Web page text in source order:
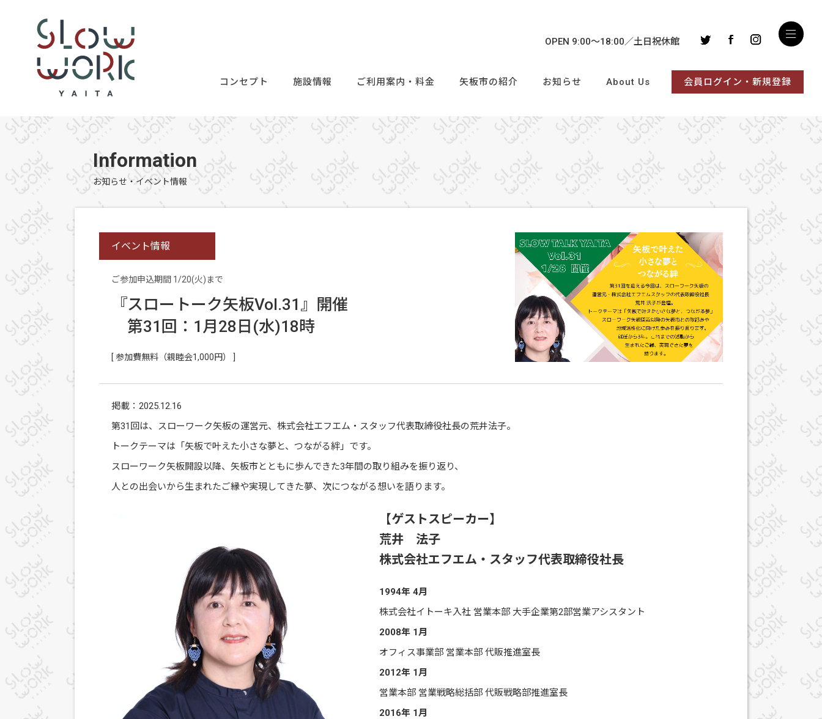
OPEN 9:00～18:00 土日祝休館
コンセプト 施設情報 ご利用案内・料金 矢板市の紹介 お知らせ About Us 会員ログイン・新規登録
Information
お知らせ・イベント情報
イベント情報
ご参加申込期間 1/20(火)まで
『スロートーク矢板Vol.31』開催
第31回：1月28日(水)18時
[ 参加費無料（親睦会1,000円） ]
掲載：2025.12.16
第31回は、スローワーク矢板の運営元、株式会社エフエム・スタッフ代表取締役社長の荒井法子。
トークテーマは「矢板で叶えた小さな夢と、つながる絆」です。
スローワーク矢板開設以降、矢板市とともに歩んできた3年間の取り組みを振り返り、
人との出会いから生まれたご縁や実現してきた夢、次につながる想いを語ります。
【ゲストスピーカー】
荒井 法子
株式会社エフエム・スタッフ代表取締役社長
1994年 4月
株式会社イトーキ入社 営業本部 大手企業第2部営業アシスタント
2008年 1月
オフィス事業部 営業本部 代販推進室長
2012年 1月
営業本部 営業戦略総括部 代販戦略部推進室長
2016年 1月